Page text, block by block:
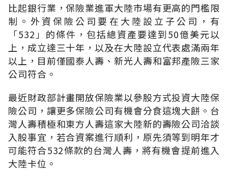
比起銀行業，保險業進軍大陸市場有更高的門檻限
制。外資保險公司要在大陸設立子公司，有
「532」的條件，包括總資產要達到50億美元以
上，成立達三十年，以及在大陸設立代表處滿兩年
以上，目前僅國泰人壽、新光人壽和富邦產險三家
公司符合。
最近財政部計畫開放保險業以參股方式投資大陸保
險公司，讓更多保險公司有機會分食這塊大餅。台
灣人壽積極和東方人壽這家大陸新的壽險公司洽談
入股事宜，若合資案進行順利，原先須等到明年才
可能符合532條款的台灣人壽，將有機會提前進入
大陸卡位。